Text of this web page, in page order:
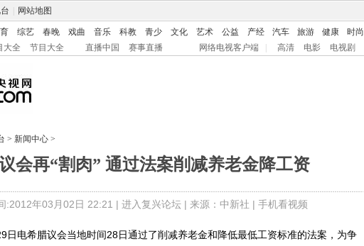
网站地图
综艺 春晚 戏曲 音乐 科教 青少 文化 艺术 公益 产经 汽车 旅游 健康 时尚
大全 节目大全 直播中国 赛事直播 网络电视客户端 高清 电影 电视剧
> 新闻中心 >
会再“割肉” 通过法案削减养老金降工资
:2012年03月02日 22:21 | 进入复兴论坛| 来源：中新社 | 手机看视频
电希腊议会当地时间28日通过了削减养老金和降低最低工资标准的法案，为争